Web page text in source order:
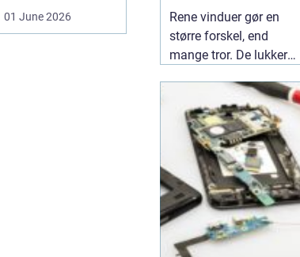
01 June 2026
ruder året rundt
Rene vinduer gør en
større forskel, end
mange tror. De lukker
erhvervsbygninger til at
fremstå velholdte og
giver et bedre indeklima.
Flere boligejere og
virksomheder vælger
derfor at bruge en
professionel01 July
2026